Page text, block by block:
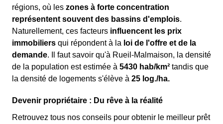
régions, où les zones à forte concentration
représentent souvent des bassins d'emplois.
Naturellement, ces facteurs influencent les prix
immobiliers qui répondent à la loi de l'offre et de la
demande. Il faut savoir qu'à Rueil-Malmaison, la densité
de la population est estimée à 5430 hab/km² tandis que
la densité de logements s'élève à 25 log./ha.
Devenir propriétaire : Du rêve à la réalité
Retrouvez tous nos conseils pour obtenir le meilleur prêt